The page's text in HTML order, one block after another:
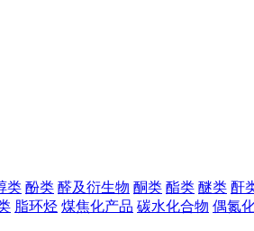
类 酚类 醛及衍生物 酮类 酯类 醚类 酐
脂环烃 煤焦化产品 碳水化合物 偶氮